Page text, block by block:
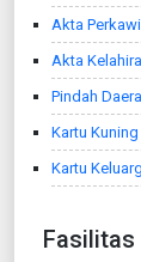
Akta
Akta
Pindah
Kartu Kuning
Kartu
Fasilitas